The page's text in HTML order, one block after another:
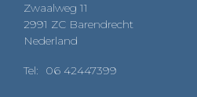
Zwaalweg 11
2991 ZC Barendrecht
Nederland
Tel: 06 42447399